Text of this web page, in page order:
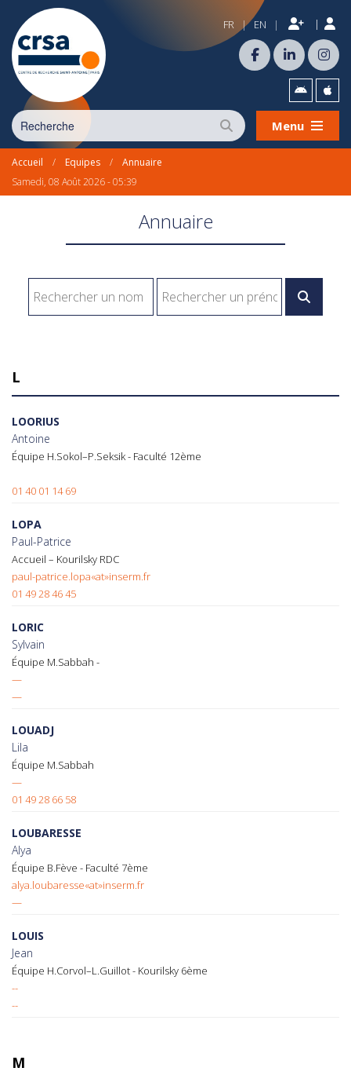
FR | EN | |
Menu
Accueil / Equipes /
Annuaire
Samedi, 08 Août 2026 - 05:39
Annuaire
L
LOORIUS
Antoine
Équipe H.Sokol–P.Seksik - Faculté 12ème
01 40 01 14 69
LOPA
Paul-Patrice
Accueil – Kourilsky RDC
paul-patrice.lopa«at»inserm.fr
01 49 28 46 45
LORIC
Sylvain
Équipe M.Sabbah -
—
—
LOUADJ
Lila
Équipe M.Sabbah
—
01 49 28 66 58
LOUBARESSE
Alya
Équipe B.Fève - Faculté 7ème
alya.loubaresse«at»inserm.fr
—
LOUIS
Jean
Équipe H.Corvol–L.Guillot - Kourilsky 6ème
--
--
M